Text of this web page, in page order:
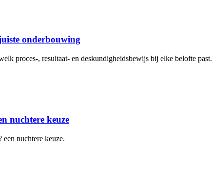
onderbouwing
proces-, resultaat- en deskundigheidsbewijs bij elke belofte past.
nuchtere keuze
nuchtere keuze.